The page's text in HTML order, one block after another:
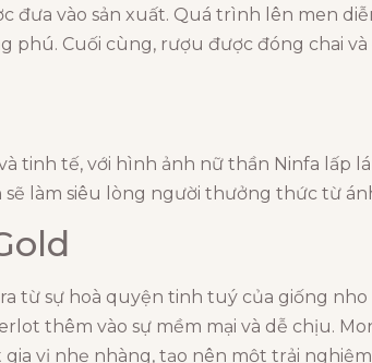
đưa vào sản xuất. Quá trình lên men
phú. Cuối cùng, rượu được đóng chai
tinh tế, với hình ảnh nữ thần Ninfa lấp
làm siêu lòng người thưởng thức từ
từ sự hoà quyện tinh tuý của giống
thêm vào sự mềm mại và dễ chịu.
vị nhẹ nhàng, tạo nên một trải